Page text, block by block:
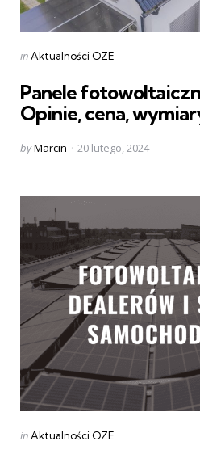
Categories
Posted
inAktualności OZE
Panele
Opinie, cena,
Posted
byMarcin 20 lutego, 2024
Categories
Posted
inAktualności OZE